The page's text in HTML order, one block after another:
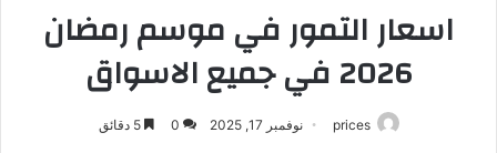
اسعار التمور في موسم رمضان
2026 في جميع الاسواق
prices نوفمبر 17, 2025 0 5 دقائق